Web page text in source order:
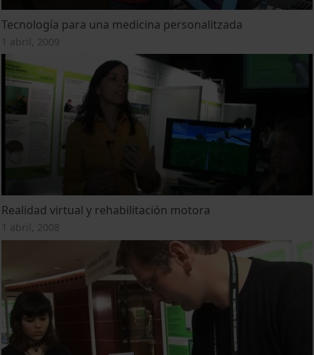
Tecnología para una medicina personalitzada
1 abril, 2009
Realidad virtual y rehabilitación motora
1 abril, 2008